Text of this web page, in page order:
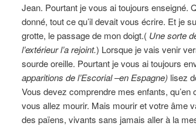
Jean. Pourtant je vous ai toujours enseigné.
donné, tout ce qu’il devait vous écrire. Et je
grotte, le passage de mon doigt.( Une sorte
l’extérieur l’a rejoint.) Lorsque je vais venir
sourde oreille. Pourtant je vous ai toujours
apparitions de l’Escorial –en Espagne) lisez
Vous devez comprendre mes enfants,
vous allez mourir. Mais mourir et votre âme
des païens, vivants sans jamais aller à la